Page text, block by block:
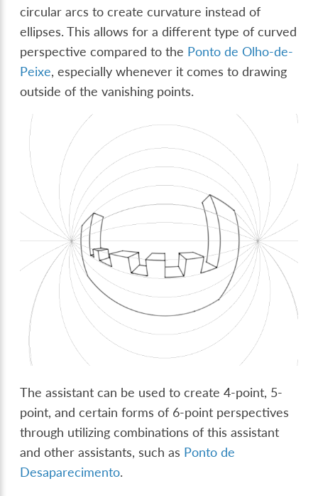
circular arcs to create curvature instead of
ellipses. This allows for a different type of curved
perspective compared to the Ponto de Olho-de-
Peixe, especially whenever it comes to drawing
outside of the vanishing points.
The assistant can be used to create 4-point, 5-
point, and certain forms of 6-point perspectives
through utilizing combinations of this assistant
and other assistants, such as Ponto de
Desaparecimento.